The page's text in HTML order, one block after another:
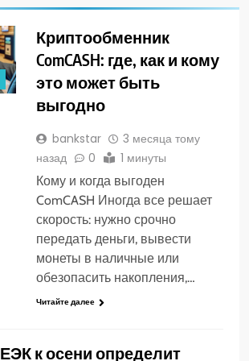
Криптообменник
ComCASH: где, как и кому
это может быть
выгодно
bankstar
3 месяца тому
назад
0 1 минуты
Кому и когда выгоден
ComCASH Иногда все решает
скорость: нужно срочно
передать деньги, вывести
монеты в наличные или
обезопасить накопления,…
Читайте далее
ЕЭК к осени определит